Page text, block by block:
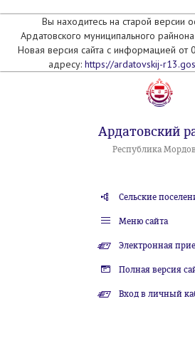
Вы находитесь на старой версии
Ардатовского муниципального
Новая версия сайта с информацией от
адресу: https://ardatovskij-
Ардатовский
Республика
Сельские
Меню сайта
Электронная
Полная версия
Вход в личный